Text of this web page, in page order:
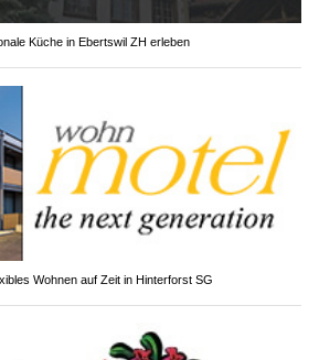
Küche in Ebertswil ZH erleben
Wohnen auf Zeit in Hinterforst SG